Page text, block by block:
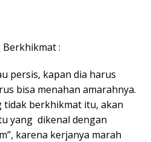
Berkhikmat :
persis, kapan dia harus
bisa menahan amarahnya.
tidak berkhikmat itu, akan
yang dikenal dengan
karena kerjanya marah